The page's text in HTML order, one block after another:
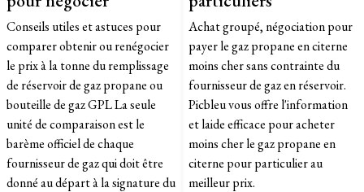
Conseils utiles et astuces pour
comparer obtenir ou renégocier
le prix à la tonne du remplissage
de réservoir de gaz propane ou
bouteille de gaz GPL La seule
unité de comparaison est le
barème officiel de chaque
fournisseur de gaz qui doit être
donné au départ à la signature du
Achat groupé, négociation pour
payer le gaz propane en citerne
moins cher sans contrainte du
fournisseur de gaz en réservoir.
Picbleu vous offre l'information
et laide efficace pour acheter
moins cher le gaz propane en
citerne pour particulier au
meilleur prix.